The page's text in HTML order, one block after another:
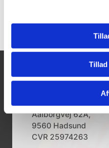
Tillad
Tajima Trading
Aalborgvej 62A,
9560 Hadsund
CVR 25974263